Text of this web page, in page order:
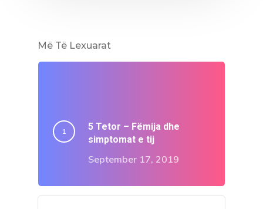
Më Të Lexuarat
5 Tetor – Fëmija dhe
simptomat e tij
September 17, 2019